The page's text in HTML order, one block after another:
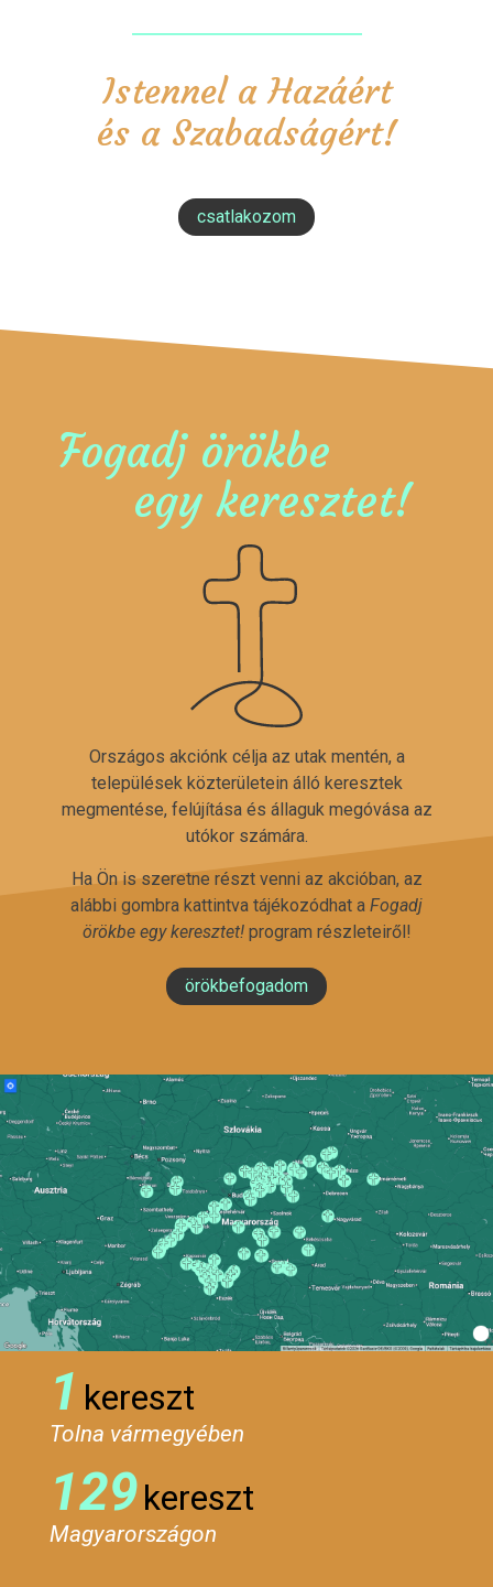
Istennel a Hazáért
és a Szabadságért!
csatlakozom
Fogadj örökbe
egy keresztet!
Országos akciónk célja az utak mentén, a
települések közterületein álló keresztek
megmentése, felújítása és állaguk megóvása az
utókor számára.
Ha Ön is szeretne részt venni az akcióban, az
alábbi gombra kattintva tájékozódhat a Fogadj
örökbe egy keresztet!program részleteiről!
örökbefogadom
1 kereszt
Tolna vármegyében
129kereszt
Magyarországon